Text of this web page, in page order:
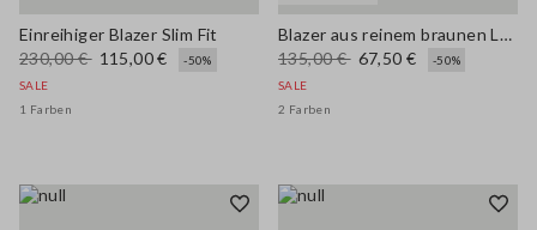
Einreihiger Blazer Slim Fit
230,00 € 115,00 €
-50%
SALE
1 Farben
Blazer aus reinem braunen Leinen regular fit
135,00 € 67,50 €
-50%
SALE
2 Farben